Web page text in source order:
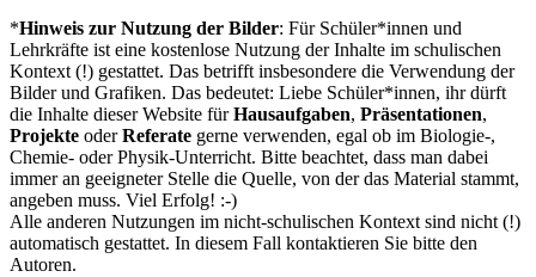
*Hinweis zur Nutzung der Bilder: Für Schüler*innen und
Lehrkräfte ist eine kostenlose Nutzung der Inhalte im schulischen
Kontext (!) gestattet. Das betrifft insbesondere die Verwendung der
Bilder und Grafiken. Das bedeutet: Liebe Schüler*innen, ihr dürft
die Inhalte dieser Website fürHausaufgaben, Präsentationen,
Projekte oderReferate gerne verwenden, egal ob im Biologie-,
Chemie- oder Physik-Unterricht. Bitte beachtet, dass man dabei
immer an geeigneter Stelle die Quelle, von der das Material stammt,
angeben muss. Viel Erfolg! :-)
Alle anderen Nutzungen im nicht-schulischen Kontext sind nicht (!)
automatisch gestattet. In diesem Fall kontaktieren Sie bitte den
Autoren.